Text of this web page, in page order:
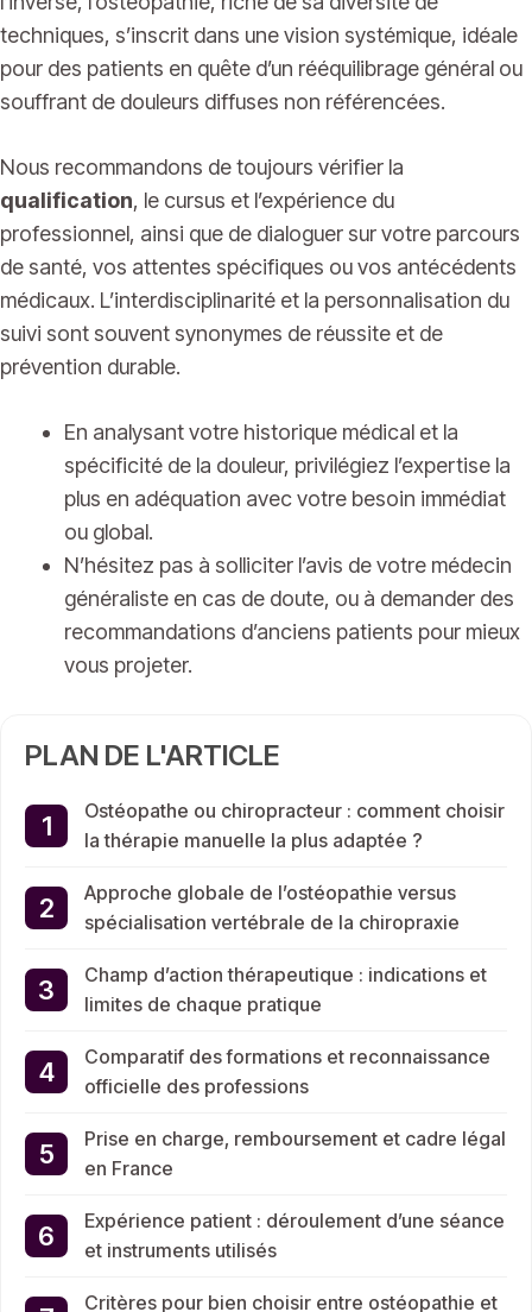
techniques, s’inscrit dans une vision systémique, idéale
pour des patients en quête d’un rééquilibrage général ou
souffrant de douleurs diffuses non référencées.
Nous recommandons de toujours vérifier la
qualification, le cursus et l’expérience du
professionnel, ainsi que de dialoguer sur votre parcours
de santé, vos attentes spécifiques ou vos antécédents
médicaux. L’interdisciplinarité et la personnalisation du
suivi sont souvent synonymes de réussite et de
prévention durable.
En analysant votre historique médical et la
spécificité de la douleur, privilégiez l’expertise la
plus en adéquation avec votre besoin immédiat
ou global.
N’hésitez pas à solliciter l’avis de votre médecin
généraliste en cas de doute, ou à demander des
recommandations d’anciens patients pour mieux
vous projeter.
PLAN DE L'ARTICLE
Ostéopathe ou chiropracteur : comment choisir
la thérapie manuelle la plus adaptée ?
Approche globale de l’ostéopathie versus
spécialisation vertébrale de la chiropraxie
Champ d’action thérapeutique : indications et
limites de chaque pratique
Comparatif des formations et reconnaissance
officielle des professions
Prise en charge, remboursement et cadre légal
en France
Expérience patient : déroulement d’une séance
et instruments utilisés
Critères pour bien choisir entre ostéopathie et